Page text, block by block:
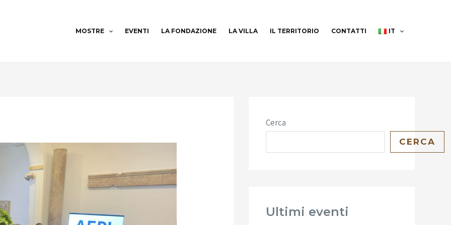
MOSTRE EVENTI LA FONDAZIONE LA VILLA IL TERRITORIO CONTATTI IT
Cerca
CERCA
Ultimi eventi